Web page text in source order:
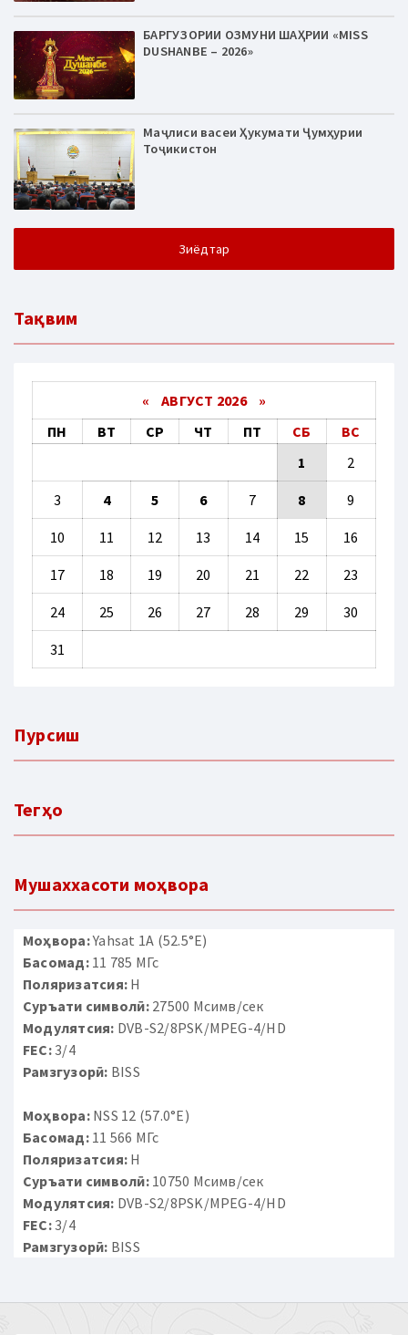
БАРГУЗОРИИ ОЗМУНИ ШАҲРИИ «MISS
DUSHANBE – 2026»
Маҷлиси васеи Ҳукумати Ҷумҳурии
Тоҷикистон
Зиёдтар
Тақвим
« АВГУСТ 2026 »
ПН
ВТ СР ЧТ ПТ СБ
ВС
1
2
3 4 5 6 7 8 9
10 11 12 13 14 15 16
17 18 19 20 21 22 23
24 25 26 27 28 29 30
31
Пурсиш
Тегҳо
Мушаххасоти моҳвора
Моҳвора:Yahsat 1A (52.5°E)
Басомад:11 785 МГс
Поляризатсия: H
Суръати символӣ:27500 Мсимв/сек
Модулятсия: DVB-S2/8PSK/MPEG-4/HD
FEC:3/4
Рамзгузорӣ: BISS
Моҳвора:NSS 12 (57.0°E)
Басомад:11 566 МГс
Поляризатсия: H
Суръати символӣ:10750 Мсимв/сек
Модулятсия: DVB-S2/8PSK/MPEG-4/HD
FEC:3/4
Рамзгузорӣ: BISS